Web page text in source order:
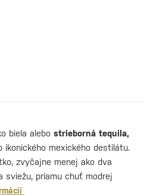
biela alebo strieborná tequila,
mexického destilátu.
zvyčajne menej ako dva
sviežu, priamu chuť modrej